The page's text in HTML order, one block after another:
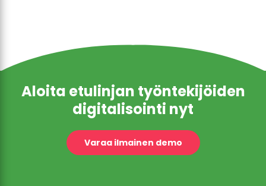
Aloita etulinjan työntekijöiden
digitalisointi nyt
Varaa ilmainen demo